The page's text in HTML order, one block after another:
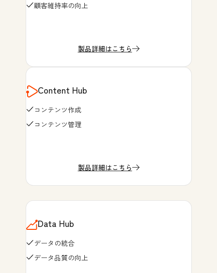
顧客維持率の向上
製品詳細はこちら
Content Hub
コンテンツ作成
コンテンツ管理
製品詳細はこちら
Data Hub
データの統合
データ品質の向上